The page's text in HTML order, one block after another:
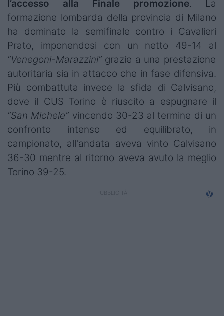
l’accesso alla Finale promozione. La
formazione lombarda della provincia di Milano
ha dominato la semifinale contro i Cavalieri
Prato, imponendosi con un netto 49-14 al
“Venegoni-Marazzini” grazie a una prestazione
autoritaria sia in attacco che in fase difensiva.
Più combattuta invece la sfida di Calvisano,
dove il CUS Torino è riuscito a espugnare il
“San Michele” vincendo 30-23 al termine di un
confronto intenso ed equilibrato, in
campionato, all'andata aveva vinto Calvisano
36-30 mentre al ritorno aveva avuto la meglio
Torino 39-25.